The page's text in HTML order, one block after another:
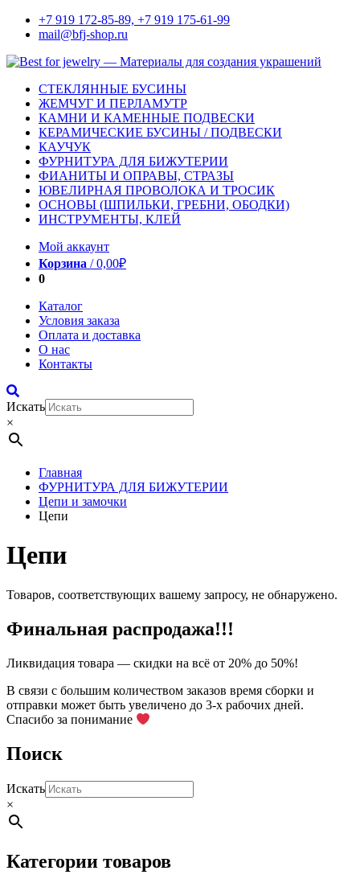
+7 919 172-85-89, +7 919 175-61-99
mail@bfj-shop.ru
СТЕКЛЯННЫЕ БУСИНЫ
ЖЕМЧУГ И ПЕРЛАМУТР
КАМНИ И КАМЕННЫЕ ПОДВЕСКИ
КЕРАМИЧЕСКИЕ БУСИНЫ / ПОДВЕСКИ
КАУЧУК
ФУРНИТУРА ДЛЯ БИЖУТЕРИИ
ФИАНИТЫ И ОПРАВЫ, СТРАЗЫ
ЮВЕЛИРНАЯ ПРОВОЛОКА И ТРОСИК
ОСНОВЫ (ШПИЛЬКИ, ГРЕБНИ, ОБОДКИ)
ИНСТРУМЕНТЫ, КЛЕЙ
Мой аккаунт
Корзина /0,00₽
0
Каталог
Условия заказа
Оплата и доставка
О нас
Контакты
Искать
×
Главная
ФУРНИТУРА ДЛЯ БИЖУТЕРИИ
Цепи и замочки
Цепи
Цепи
Товаров, соответствующих вашему запросу, не обнаружено.
Финальная распродажа!!!
Ликвидация товара — скидки на всё от 20% до 50%!
В связи с большим количеством заказов время сборки и
отправки может быть увеличено до 3-х рабочих дней.
Спасибо за понимание
Поиск
Искать
×
Категории товаров